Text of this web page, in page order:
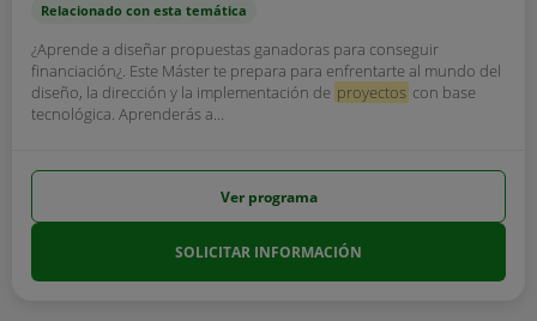
Relacionado con esta temática
¿Aprende a diseñar propuestas ganadoras para conseguir
financiación¿. Este Máster te prepara para enfrentarte al mundo del
diseño, la dirección y la implementación de proyectos con base
tecnológica. Aprenderás a...
Ver programa
SOLICITAR INFORMACIÓN